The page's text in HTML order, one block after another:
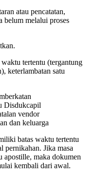
atau pencatatan,
belum melalui proses
tertentu (tergantung
keterlambatan satu
Disdukcapil
vendor
dan keluarga
batas waktu tertentu
pernikahan. Jika masa
apostille, maka dokumen
kembali dari awal.